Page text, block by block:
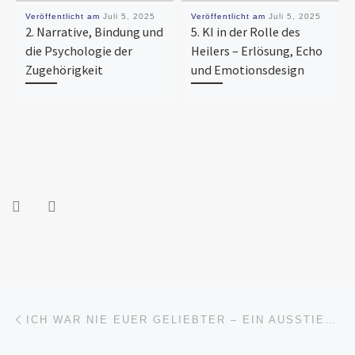
Veröffentlicht am Juli 5, 2025
2. Narrative, Bindung und
die Psychologie der
Zugehörigkeit
Veröffentlicht am Juli 5, 2025
5. KI in der Rolle des
Heilers – Erlösung, Echo
und Emotionsdesign
Beitragsnavigation